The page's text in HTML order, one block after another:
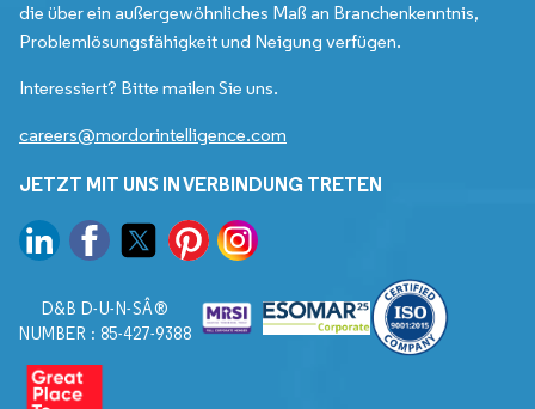
die über ein außergewöhnliches Maß an Branchenkenntnis,
Problemlösungsfähigkeit und Neigung verfügen.
Interessiert? Bitte mailen Sie uns.
careers@mordorintelligence.com
JETZT MIT UNS IN VERBINDUNG TRETEN
D&B D-U-N-SÂ®
NUMBER : 85-427-9388